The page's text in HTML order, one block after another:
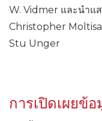
W. Vidmer และนำแ
Christopher
Stu Unger
การเปิดเผยข้